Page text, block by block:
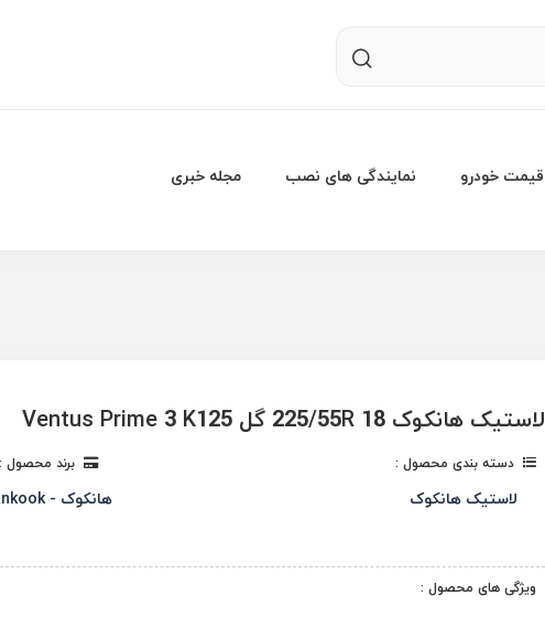
قیمت خودرو نمایندگی های نصب مجله خبری
لاستیک هانکوک 225/55R 18 گل Ventus Prime 3 K125
دسته بندی محصول :
لاستیک هانکوک
برند محصول :
هانکوک - Hankook
ویژگی های محصول :